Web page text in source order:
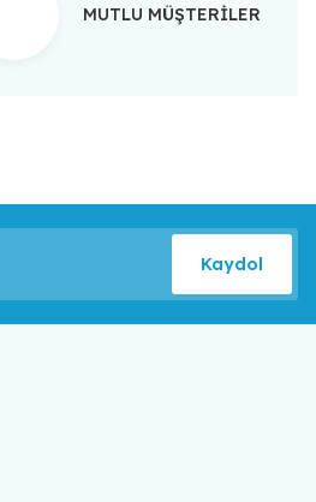
MUTLU MÜŞTERİLER
Kaydol